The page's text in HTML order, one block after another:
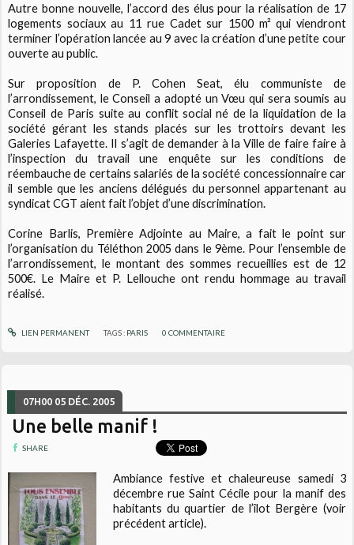
Autre bonne nouvelle, l’accord des élus pour la réalisation de 17
logements sociaux au 11 rue Cadet sur 1500 m² qui viendront
terminer l’opération lancée au 9 avec la création d’une petite cour
ouverte au public.
Sur proposition de P. Cohen Seat, élu communiste de
l’arrondissement, le Conseil a adopté un Vœu qui sera soumis au
Conseil de Paris suite au conflit social né de la liquidation de la
société gérant les stands placés sur les trottoirs devant les
Galeries Lafayette. Il s’agit de demander à la Ville de faire faire à
l’inspection du travail une enquête sur les conditions de
réembauche de certains salariés de la société concessionnaire car
il semble que les anciens délégués du personnel appartenant au
syndicat CGT aient fait l’objet d’une discrimination.
Corine Barlis, Première Adjointe au Maire, a fait le point sur
l’organisation du Téléthon 2005 dans le 9ème. Pour l’ensemble de
l’arrondissement, le montant des sommes recueillies est de 12
500€. Le Maire et P. Lellouche ont rendu hommage au travail
réalisé.
LIEN PERMANENT TAGS : PARIS 0 COMMENTAIRE
07H00 05 DÉC. 2005
Une belle manif !
SHARE
Ambiance festive et chaleureuse samedi 3
décembre rue Saint Cécile pour la manif des
habitants du quartier de l’îlot Bergère (voir
précédent article).